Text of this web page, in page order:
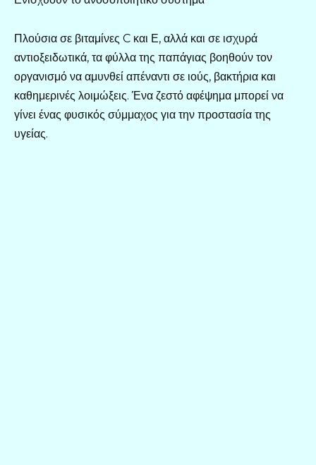
Πλούσια σε βιταμίνες C και Ε, αλλά και σε ισχυρά
αντιοξειδωτικά, τα φύλλα της παπάγιας βοηθούν τον
οργανισμό να αμυνθεί απέναντι σε ιούς, βακτήρια και
καθημερινές λοιμώξεις. Ένα ζεστό αφέψημα μπορεί να
γίνει ένας φυσικός σύμμαχος για την προστασία της
υγείας.